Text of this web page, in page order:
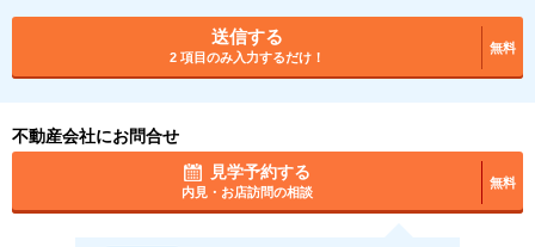
送信する
2 項目のみ入力するだけ！
無料
不動産会社にお問合せ
見学予約する
内見・お店訪問の相談
無料